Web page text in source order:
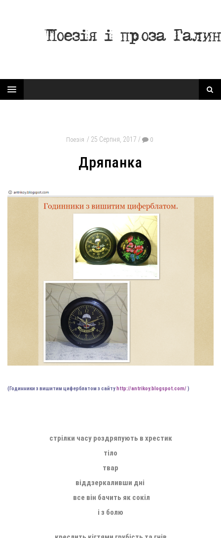
Поезія 25 Серпня, 2017 0
Дряпанка
(Годинники з вишитим циферблатом з сайтуhttp://antrikoy.blogspot.com/)
стрілки часу роздряпують в хрестик
тіло
твар
віддзеркаливши дні
все він бачить як сокіл
і з болю